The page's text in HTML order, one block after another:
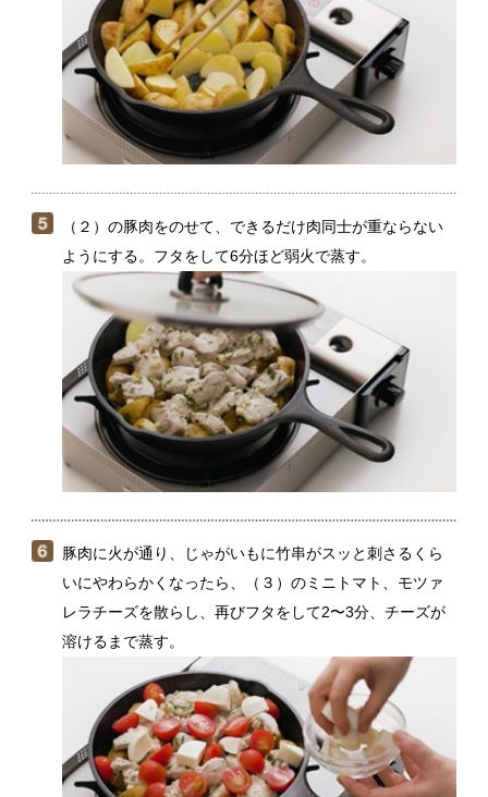
豚肉に火が通り、じゃがいもに竹串がスッと刺さるくら
いにやわらかくなったら、（３）のミニトマト、モツァ
レラチーズを散らし、再びフタをして2〜3分、チーズが
溶けるまで蒸す。
とんかつ用の豚ロース肉は厚みがあるので、包丁の背
で軽くたたくと繊維が壊れ、加熱してもやわらかくな
ります。